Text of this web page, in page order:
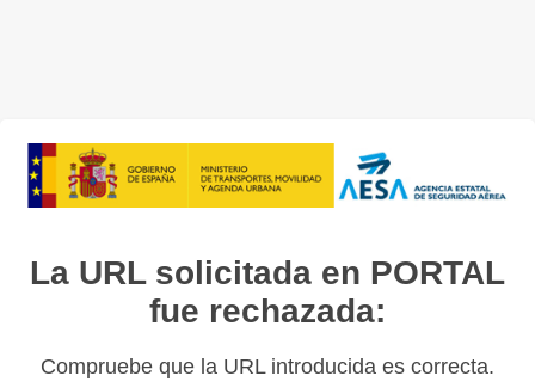
La URL solicitada en PORTAL
fue rechazada:
Compruebe que la URL introducida es correcta.